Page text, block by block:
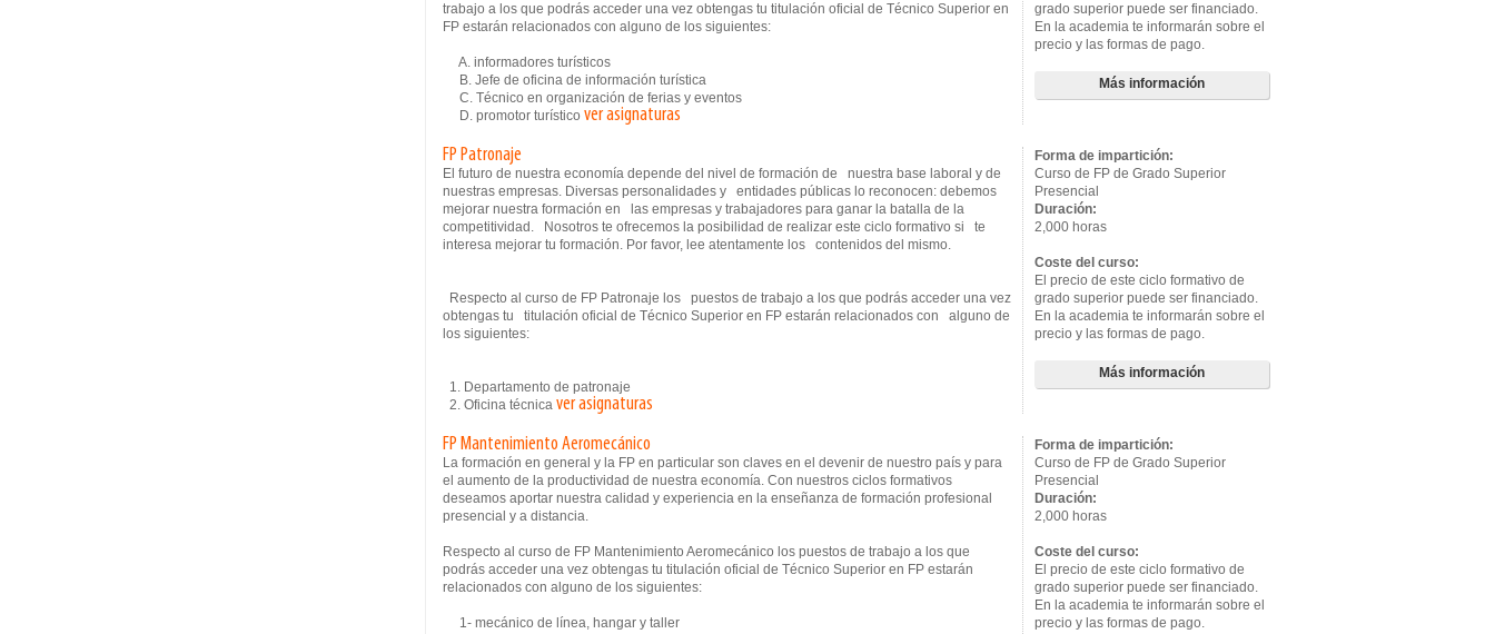
trabajo a los que podrás acceder una vez obtengas tu titulación oficial de Técnico Superior en
FP estarán relacionados con alguno de los siguientes:
A. informadores turísticos
B. Jefe de oficina de información turística
C. Técnico en organización de ferias y eventos
D. promotor turístico ver asignaturas
grado superior puede ser financiado.
En la academia te informarán sobre el
precio y las formas de pago.
Más información
FP Patronaje
El futuro de nuestra economía depende del nivel de formación de nuestra base laboral y de
nuestras empresas. Diversas personalidades y entidades públicas lo reconocen: debemos
mejorar nuestra formación en las empresas y trabajadores para ganar la batalla de la
competitividad. Nosotros te ofrecemos la posibilidad de realizar este ciclo formativo si te
interesa mejorar tu formación. Por favor, lee atentamente los contenidos del mismo.
Respecto al curso de FP Patronaje los puestos de trabajo a los que podrás acceder una vez
obtengas tu titulación oficial de Técnico Superior en FP estarán relacionados con alguno de
los siguientes:
1. Departamento de patronaje
2. Oficina técnica ver asignaturas
Forma de impartición:
Curso de FP de Grado Superior
Presencial
Duración:
2,000 horas
Coste del curso:
El precio de este ciclo formativo de
grado superior puede ser financiado.
En la academia te informarán sobre el
precio y las formas de pago.
Más información
FP Mantenimiento Aeromecánico
La formación en general y la FP en particular son claves en el devenir de nuestro país y para
el aumento de la productividad de nuestra economía. Con nuestros ciclos formativos
deseamos aportar nuestra calidad y experiencia en la enseñanza de formación profesional
presencial y a distancia.
Respecto al curso de FP Mantenimiento Aeromecánico los puestos de trabajo a los que
podrás acceder una vez obtengas tu titulación oficial de Técnico Superior en FP estarán
relacionados con alguno de los siguientes:
1- mecánico de línea, hangar y taller
Forma de impartición:
Curso de FP de Grado Superior
Presencial
Duración:
2,000 horas
Coste del curso:
El precio de este ciclo formativo de
grado superior puede ser financiado.
En la academia te informarán sobre el
precio y las formas de pago.